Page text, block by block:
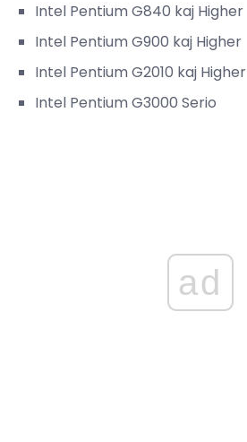
Intel Pentium G840 kaj Higher
Intel Pentium G900 kaj Higher
Intel Pentium G2010 kaj Higher
Intel Pentium G3000 Serio
ad